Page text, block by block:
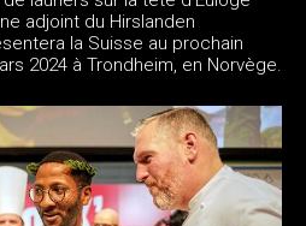
adjoint du Hirslanden
la Suisse au prochain
2024 à Trondheim, en Norvège.